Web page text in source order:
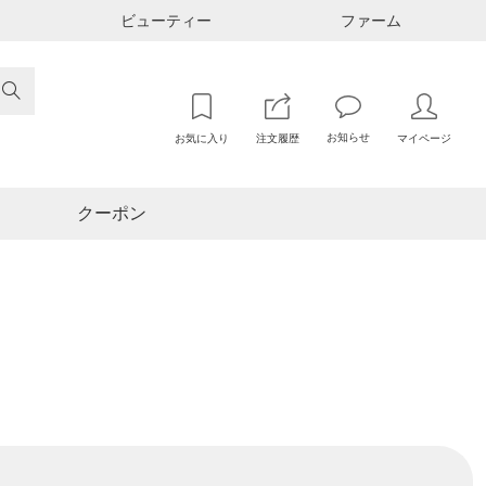
ビューティー ファーム

お気に入り 注文履歴 お知らせ マイページ
クーポン